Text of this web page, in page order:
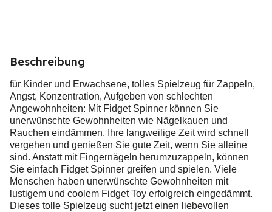
Beschreibung
für Kinder und Erwachsene, tolles Spielzeug für Zappeln,
Angst, Konzentration, Aufgeben von schlechten
Angewohnheiten: Mit Fidget Spinner können Sie
unerwünschte Gewohnheiten wie Nägelkauen und
Rauchen eindämmen. Ihre langweilige Zeit wird schnell
vergehen und genießen Sie gute Zeit, wenn Sie alleine
sind. Anstatt mit Fingernägeln herumzuzappeln, können
Sie einfach Fidget Spinner greifen und spielen. Viele
Menschen haben unerwünschte Gewohnheiten mit
lustigem und coolem Fidget Toy erfolgreich eingedämmt.
Dieses tolle Spielzeug sucht jetzt einen liebevollen